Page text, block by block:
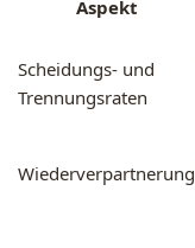
Aspekt
Scheidungs- und
Trennungsraten
Wiederverpartnerung